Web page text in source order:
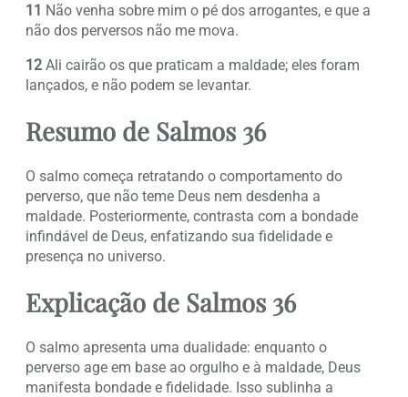
11 Não venha sobre mim o pé dos arrogantes, e que a
não dos perversos não me mova.
12 Ali cairão os que praticam a maldade; eles foram
lançados, e não podem se levantar.
Resumo de Salmos 36
O salmo começa retratando o comportamento do
perverso, que não teme Deus nem desdenha a
maldade. Posteriormente, contrasta com a bondade
infindável de Deus, enfatizando sua fidelidade e
presença no universo.
Explicação de Salmos 36
O salmo apresenta uma dualidade: enquanto o
perverso age em base ao orgulho e à maldade, Deus
manifesta bondade e fidelidade. Isso sublinha a